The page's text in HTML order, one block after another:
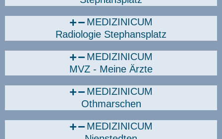
MEDIZINICUM
Radiologie Stephansplatz
MEDIZINICUM
MVZ - Meine Ärzte
MEDIZINICUM
Othmarschen
MEDIZINICUM